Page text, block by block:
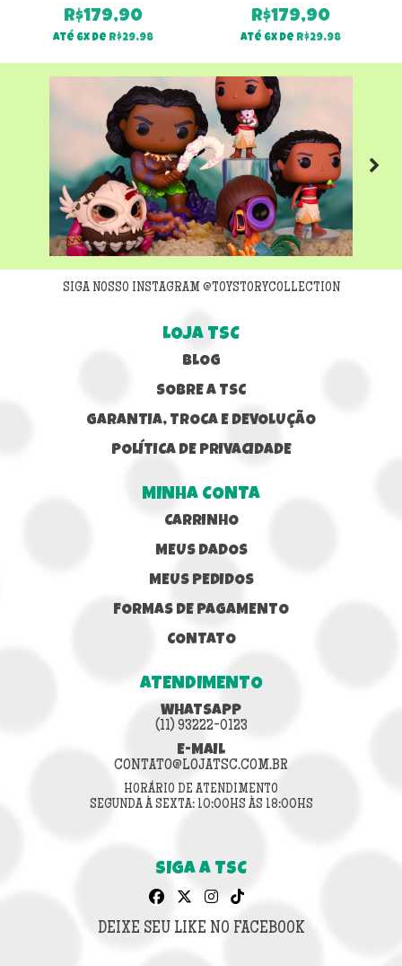
R$179,90
Até 6x de R$29,98
R$179,90
Até 6x de R$29,98
Next
SIGA NOSSO INSTAGRAM @TOYSTORYCOLLECTION
LOJA TSC
BLOG
SOBRE A TSC
GARANTIA, TROCA E DEVOLUÇÃO
POLÍTICA DE PRIVACIDADE
MINHA CONTA
CARRINHO
MEUS DADOS
MEUS PEDIDOS
FORMAS DE PAGAMENTO
CONTATO
ATENDIMENTO
WHATSAPP
(11) 93222-0123
E-MAIL
CONTATO@LOJATSC.COM.BR
HORÁRIO DE ATENDIMENTO
SEGUNDA À SEXTA: 10:00HS ÀS 18:00HS
SIGA A TSC
DEIXE SEU LIKE NO FACEBOOK